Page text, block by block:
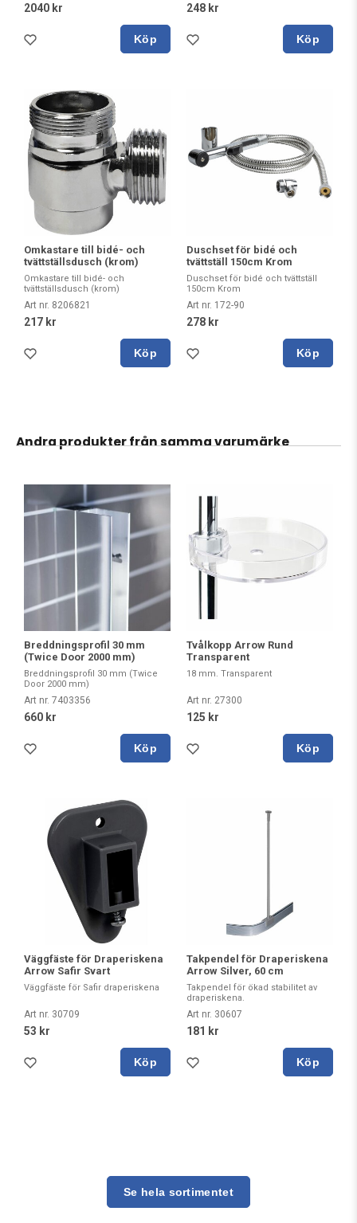
2040 kr
Köp
248 kr
Köp
Omkastare till bidé- och
tvättställsdusch (krom)
Omkastare till bidé- och
tvättställsdusch (krom)
Art nr. 8206821
217 kr
Köp
Duschset för bidé och
tvättställ 150cm Krom
Duschset för bidé och tvättställ
150cm Krom
Art nr. 172-90
278 kr
Köp
Andra produkter från samma varumärke
Breddningsprofil 30 mm
(Twice Door 2000 mm)
Breddningsprofil 30 mm (Twice
Door 2000 mm)
Art nr. 7403356
660 kr
Köp
Tvålkopp Arrow Rund
Transparent
18 mm. Transparent
Art nr. 27300
125 kr
Köp
Väggfäste för Draperiskena
Arrow Safir Svart
Väggfäste för Safir draperiskena
Art nr. 30709
53 kr
Köp
Takpendel för Draperiskena
Arrow Silver, 60 cm
Takpendel för ökad stabilitet av
draperiskena.
Art nr. 30607
181 kr
Köp
Se hela sortimentet